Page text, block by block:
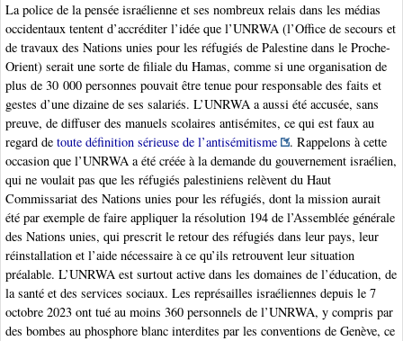
La police de la pensée israélienne et ses nombreux relais dans les médias
occidentaux tentent d’accréditer l’idée que l’UNRWA (l’Office de secours et
de travaux des Nations unies pour les réfugiés de Palestine dans le Proche-
Orient) serait une sorte de filiale du Hamas, comme si une organisation de
plus de 30 000 personnes pouvait être tenue pour responsable des faits et
gestes d’une dizaine de ses salariés. L’UNRWA a aussi été accusée, sans
preuve, de diffuser des manuels scolaires antisémites, ce qui est faux au
regard de toute définition sérieuse de l’antisémitisme
. Rappelons à cette
occasion que l’UNRWA a été créée à la demande du gouvernement israélien,
qui ne voulait pas que les réfugiés palestiniens relèvent du Haut
Commissariat des Nations unies pour les réfugiés, dont la mission aurait
été par exemple de faire appliquer la résolution 194 de l’Assemblée générale
des Nations unies, qui prescrit le retour des réfugiés dans leur pays, leur
réinstallation et l’aide nécessaire à ce qu’ils retrouvent leur situation
préalable. L’UNRWA est surtout active dans les domaines de l’éducation, de
la santé et des services sociaux. Les représailles israéliennes depuis le 7
octobre 2023 ont tué au moins 360 personnels de l’UNRWA, y compris par
des bombes au phosphore blanc interdites par les conventions de Genève, ce